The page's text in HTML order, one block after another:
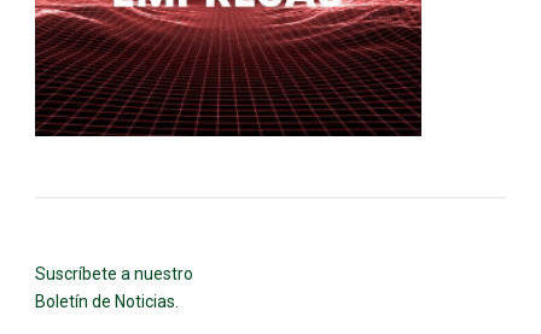
Suscríbete a nuestro
Boletín de Noticias.